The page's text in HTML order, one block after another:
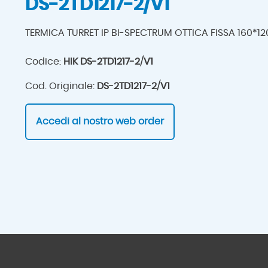
DS-2TD1217-2/V1
TERMICA TURRET IP BI-SPECTRUM OTTICA FISSA
Codice: HIK DS-2TD1217-2/V1
Cod. Originale: DS-2TD1217-2/V1
Accedi al nostro web order